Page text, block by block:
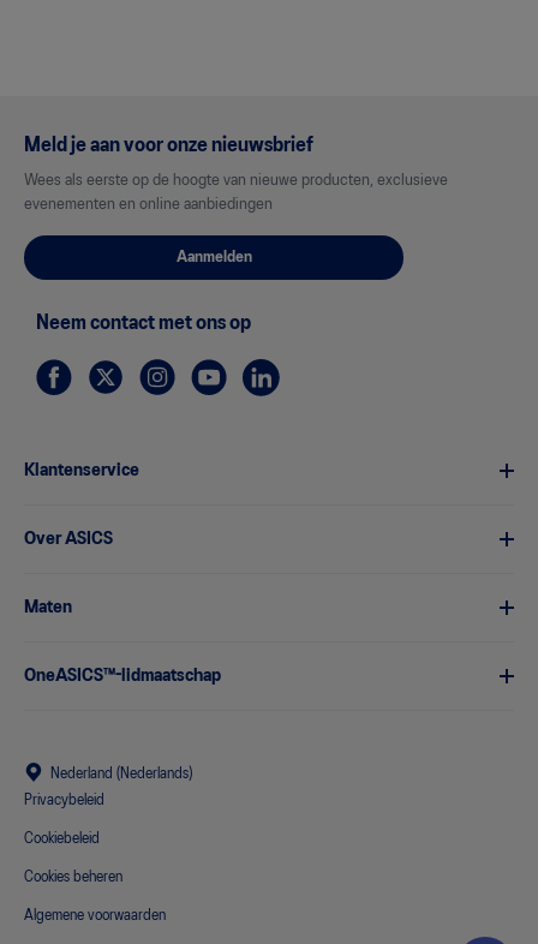
Meld je aan voor onze nieuwsbrief
Wees als eerste op de hoogte van nieuwe producten, exclusieve
evenementen en online aanbiedingen
Aanmelden
Neem contact met ons op
Klantenservice
Over ASICS
Maten
OneASICS™-lidmaatschap
Nederland (Nederlands)
Privacybeleid
Cookiebeleid
Cookies beheren
Algemene voorwaarden